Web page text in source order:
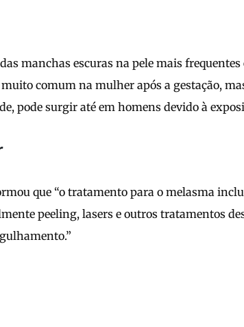
manchas escuras na pele mais
comum na mulher após a gestação,
pode surgir até em homens devido à
que “o tratamento para o melasma
peeling, lasers e outros tratamentos